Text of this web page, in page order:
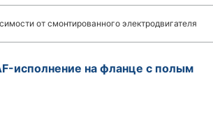
от смонтированного электродвигателя
исполнение на фланце с полым